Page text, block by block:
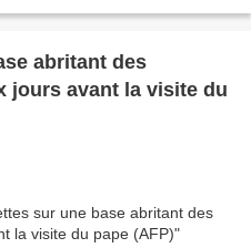
abritant des
jours avant la visite du